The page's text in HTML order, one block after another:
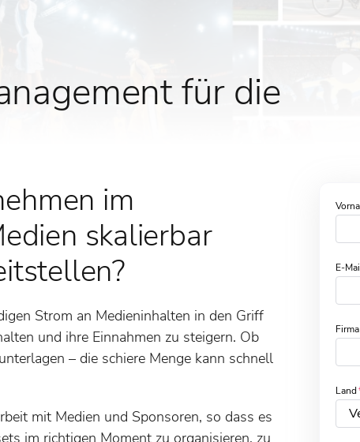
für die
im
skalierbar
Strom an Medieninhalten in den Griff
und ihre Einnahmen zu steigern. Ob
– die schiere Menge kann schnell
mit Medien und Sponsoren, so dass es
im richtigen Moment zu organisieren, zu
E-
Firma
Land